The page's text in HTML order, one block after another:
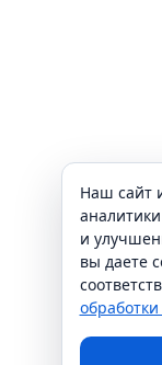
Наш сайт
и
вы даете